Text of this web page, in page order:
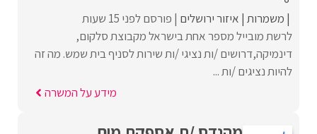
משמרות איזור ירושלים פורסם לפני 15 שעות
לרשת מובייל מספר אחת בישראל מקבוצת סלקום,
דינמיקה,דרושים /ות נציגי /ות שירות לסניף בית שמש. מה זה
להיות נציגים /ות ...
מידע על המשרה